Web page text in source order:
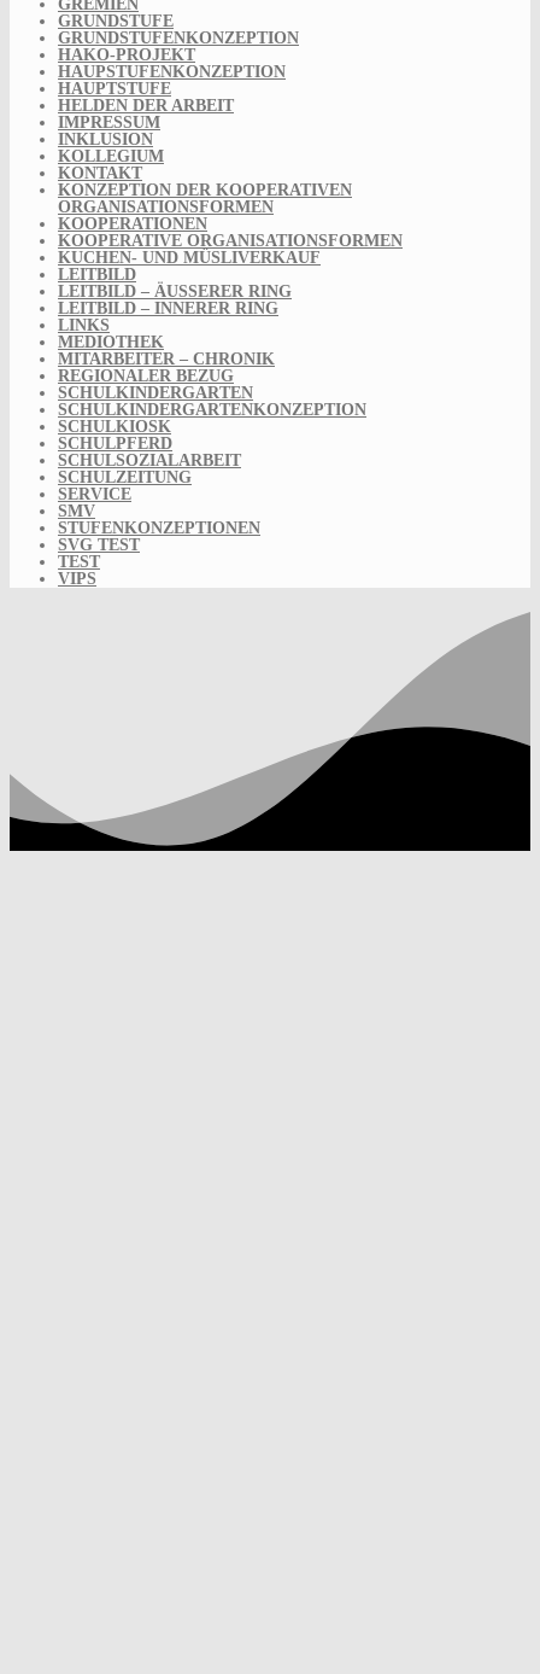
GREMIEN
GRUNDSTUFE
GRUNDSTUFENKONZEPTION
HAKO-PROJEKT
HAUPSTUFENKONZEPTION
HAUPTSTUFE
HELDEN DER ARBEIT
IMPRESSUM
INKLUSION
KOLLEGIUM
KONTAKT
KONZEPTION DER KOOPERATIVEN
ORGANISATIONSFORMEN
KOOPERATIONEN
KOOPERATIVE ORGANISATIONSFORMEN
KUCHEN- UND MÜSLIVERKAUF
LEITBILD
LEITBILD – ÄUSSERER RING
LEITBILD – INNERER RING
LINKS
MEDIOTHEK
MITARBEITER – CHRONIK
REGIONALER BEZUG
SCHULKINDERGARTEN
SCHULKINDERGARTENKONZEPTION
SCHULKIOSK
SCHULPFERD
SCHULSOZIALARBEIT
SCHULZEITUNG
SERVICE
SMV
STUFENKONZEPTIONEN
SVG TEST
TEST
VIPS